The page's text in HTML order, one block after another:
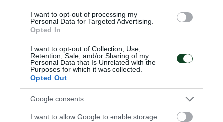
I want to opt-out of processing my
Personal Data for Targeted Advertising.
Opted In
I want to opt-out of Collection, Use,
Retention, Sale, and/or Sharing of my
Personal Data that Is Unrelated with the
Purposes for which it was collected.
Opted Out
Google consents
I want to allow Google to enable storage
Μεγάλη μάχη για τον Γκιώνη στο
Ζάγκρεμπ
Ο Παναγιώτης Γκιώνης ολοκλήρωσε την πορεία του στο
WTT Contender στο Ζάγκρεμπ.